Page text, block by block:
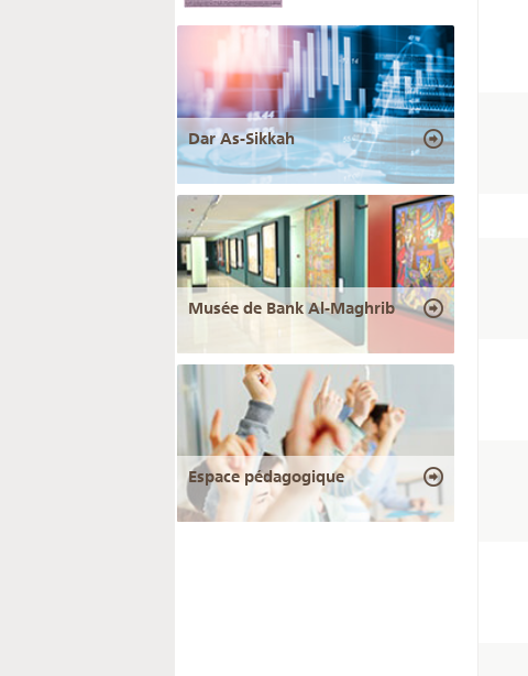
Dar As-Sikkah
Musée de Bank Al-Maghrib
Espace pédagogique